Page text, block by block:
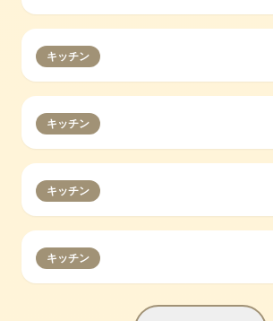
キッチン
キッチン
キッチン
キッチン